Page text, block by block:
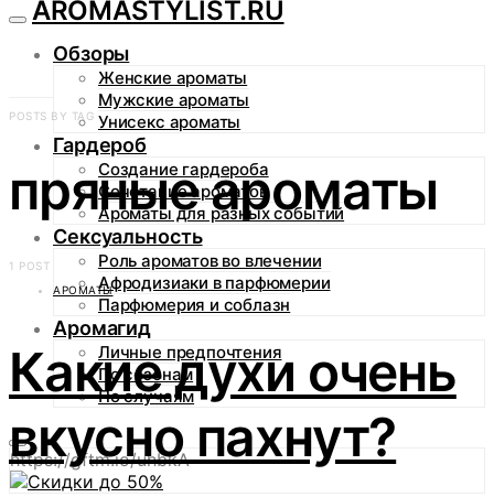
AROMASTYLIST.RU
Обзоры
Женские ароматы
Мужские ароматы
Унисекс ароматы
Гардероб
Создание гардероба
Сочетание ароматов
Ароматы для разных событий
Сексуальность
Роль ароматов во влечении
Афродизиаки в парфюмерии
Парфюмерия и соблазн
Аромагид
Личные предпочтения
По сезонам
По случаям
https://gftm.io/uhbkA
POSTS BY TAG
пряные ароматы
1 POST
АРОМАТЫ
Какие духи очень
вкусно пахнут?